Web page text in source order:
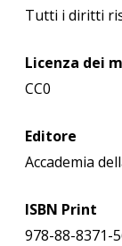
Tutti i diritti
Licenza dei
CC0
Editore
Accademia
ISBN Print
978-88-8371-